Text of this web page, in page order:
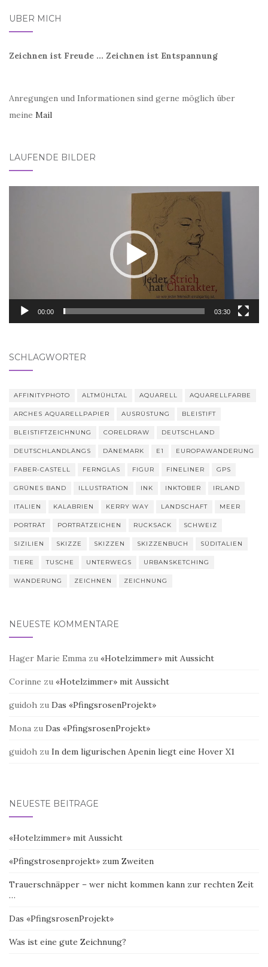
ÜBER MICH
Zeichnen ist Freude ... Zeichnen ist Entspannung
Anregungen und Informationen sind gerne möglich über
meine Mail
LAUFENDE BILDER
00:00 03:30
SCHLAGWÖRTER
AFFINITYPHOTO ALTMÜHLTAL AQUARELL AQUARELLFARBE
ARCHES AQUARELLPAPIER AUSRÜSTUNG BLEISTIFT
BLEISTIFTZEICHNUNG CORELDRAW DEUTSCHLAND
DEUTSCHLANDLÄNGS DÄNEMARK E1 EUROPAWANDERUNG
FABER-CASTELL FERNGLAS FIGUR FINELINER GPS
GRÜNES BAND ILLUSTRATION INK INKTOBER IRLAND
ITALIEN KALABRIEN KERRY WAY LANDSCHAFT MEER
PORTRÄT PORTRÄTZEICHEN RUCKSACK SCHWEIZ
SIZILIEN SKIZZE SKIZZEN SKIZZENBUCH SÜDITALIEN
TIERE TUSCHE UNTERWEGS URBANSKETCHING
WANDERUNG ZEICHNEN ZEICHNUNG
NEUESTE KOMMENTARE
Hager Marie Emma zu «Hotelzimmer» mit Aussicht
Corinne zu «Hotelzimmer» mit Aussicht
guidoh zu Das «PfingsrosenProjekt»
Mona zu Das «PfingsrosenProjekt»
guidoh zu In dem ligurischen Apenin liegt eine Hover X1
NEUESTE BEITRÄGE
«Hotelzimmer» mit Aussicht
«Pfingstrosenprojekt» zum Zweiten
Trauerschnäpper – wer nicht kommen kann zur rechten Zeit
…
Das «PfingsrosenProjekt»
Was ist eine gute Zeichnung?